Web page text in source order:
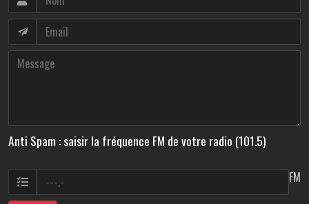
Anti Spam : saisir la fréquence FM de votre radio (101.5)
FM